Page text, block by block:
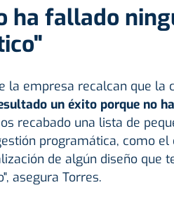
ha fallado
la empresa recalcan que la
un éxito porque no
recabado una lista de
programática, como
de algún diseño que
asegura Torres.